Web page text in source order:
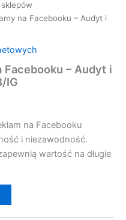
na Facebooku – Audyt i
– Audyt i
IG
na Facebooku
i niezawodność.
wartość na długie